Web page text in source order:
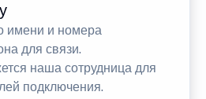
имени и номера
для связи.
наша сотрудница для
подключения.